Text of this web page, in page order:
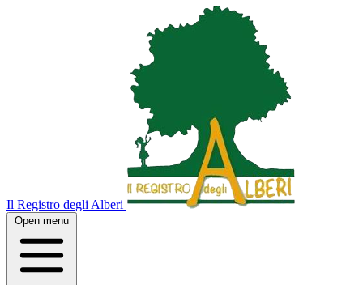
Il Registro degli Alberi
Open menu